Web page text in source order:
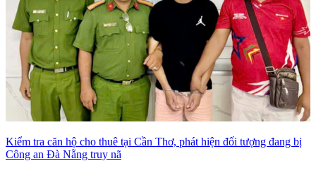
Kiểm tra căn hộ cho thuê tại Cần Thơ, phát hiện đối tượng đang bị
Công an Đà Nẵng truy nã